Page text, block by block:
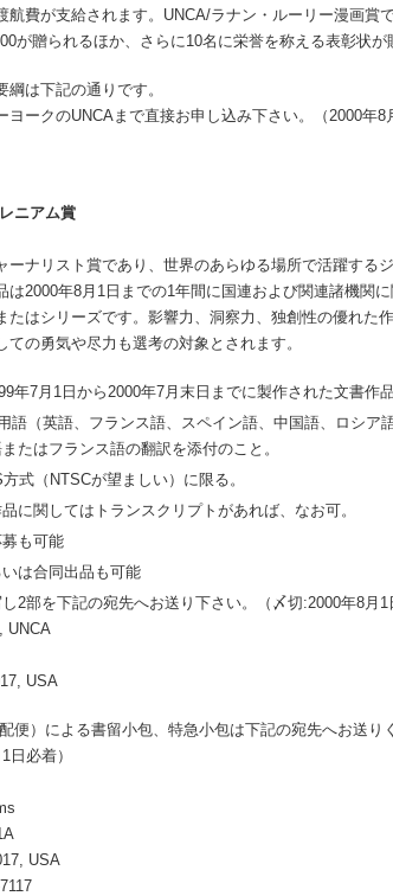
航費が支給されます。UNCA/ラナン・ルーリー漫画賞
が贈られるほか、さらに10名に栄誉を称える表彰状が
は下記の通りです。
ークのUNCAまで直接お申し込み下さい。（2000年8
ニアム賞
ナリスト賞であり、世界のあらゆる場所で活躍する
は2000年8月1日までの1年間に国連および関連諸機関に
たはシリーズです。影響力、洞察力、独創性の優れた
ての勇気や尽力も選考の対象とされます。
年7月1日から2000年7月末日までに製作された文書作
語（英語、フランス語、スペイン語、中国語、ロシア
たはフランス語の翻訳を添付のこと。
式（NTSCが望ましい）に限る。
に関してはトランスクリプトがあれば、なお可。
も可能
は合同出品も可能
2部を下記の宛先へお送り下さい。（〆切:2000年8月1
UNCA
USA
便）による書留小包、特急小包は下記の宛先へお送り
日必着）
USA